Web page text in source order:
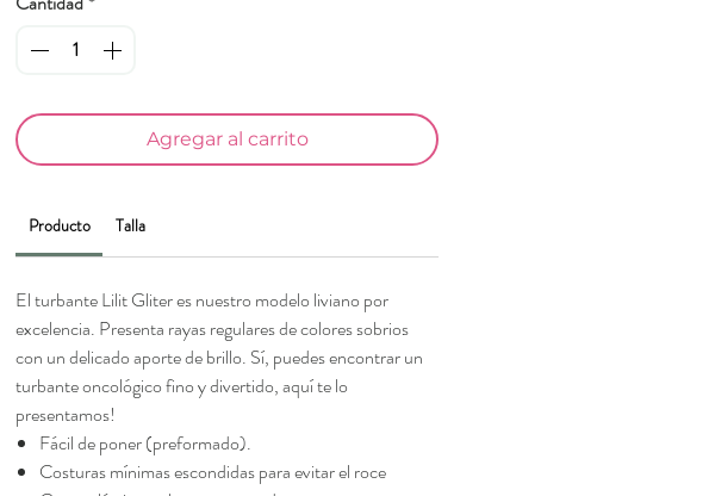
Agregar al carrito
Producto Talla
El turbante Lilit Gliter es nuestro modelo liviano por
excelencia. Presenta rayas regulares de colores sobrios
con un delicado aporte de brillo. Sí, puedes encontrar un
turbante oncológico fino y divertido, aquí te lo
presentamos!
Fácil de poner (preformado).
Costuras mínimas escondidas para evitar el roce